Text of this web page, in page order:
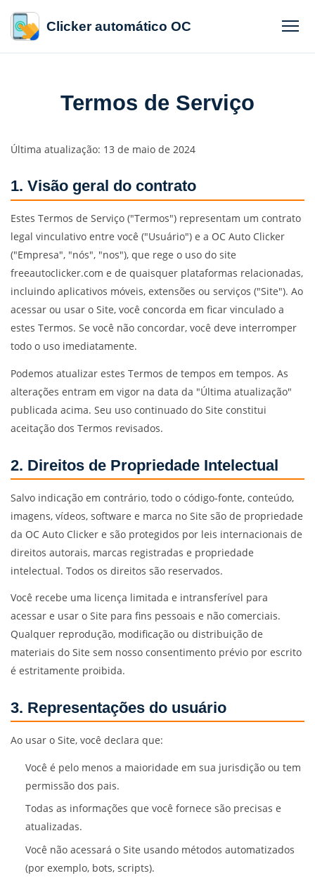
Clicker automático OC
Termos de Serviço
Última atualização: 13 de maio de 2024
1. Visão geral do contrato
Estes Termos de Serviço ("Termos") representam um contrato
legal vinculativo entre você ("Usuário") e a OC Auto Clicker
("Empresa", "nós", "nos"), que rege o uso do site
freeautoclicker.com e de quaisquer plataformas relacionadas,
incluindo aplicativos móveis, extensões ou serviços ("Site"). Ao
acessar ou usar o Site, você concorda em ficar vinculado a
estes Termos. Se você não concordar, você deve interromper
todo o uso imediatamente.
Podemos atualizar estes Termos de tempos em tempos. As
alterações entram em vigor na data da "Última atualização"
publicada acima. Seu uso continuado do Site constitui
aceitação dos Termos revisados.
2. Direitos de Propriedade Intelectual
Salvo indicação em contrário, todo o código-fonte, conteúdo,
imagens, vídeos, software e marca no Site são de propriedade
da OC Auto Clicker e são protegidos por leis internacionais de
direitos autorais, marcas registradas e propriedade
intelectual. Todos os direitos são reservados.
Você recebe uma licença limitada e intransferível para
acessar e usar o Site para fins pessoais e não comerciais.
Qualquer reprodução, modificação ou distribuição de
materiais do Site sem nosso consentimento prévio por escrito
é estritamente proibida.
3. Representações do usuário
Ao usar o Site, você declara que:
Você é pelo menos a maioridade em sua jurisdição ou tem
permissão dos pais.
Todas as informações que você fornece são precisas e
atualizadas.
Você não acessará o Site usando métodos automatizados
(por exemplo, bots, scripts).